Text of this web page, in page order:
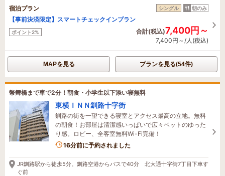
宿泊プラン シングル 朝のみ
【事前決済限定】スマートチェックインプラン
ポイント2% 合計(税込)7,400円～
7,400円～/人(税込)
MAPを見る プランを見る(54件)
幣舞橋まで車で2分！朝食・小学生以下添い寝無料
東横ＩＮＮ釧路十字街
釧路の街を一望できる寝室とアクセス最高の立地。無料
の朝食！お部屋は清潔感いっぱいで広々ベットのゆった
り感。ロビー、全客室無料Wi-Fi完備！
1名がこの宿を見ています
16分前に予約されました
JR釧路駅から徒歩5分。釧路空港からバスで40分 北大通十字街7丁目下車す
ぐ前